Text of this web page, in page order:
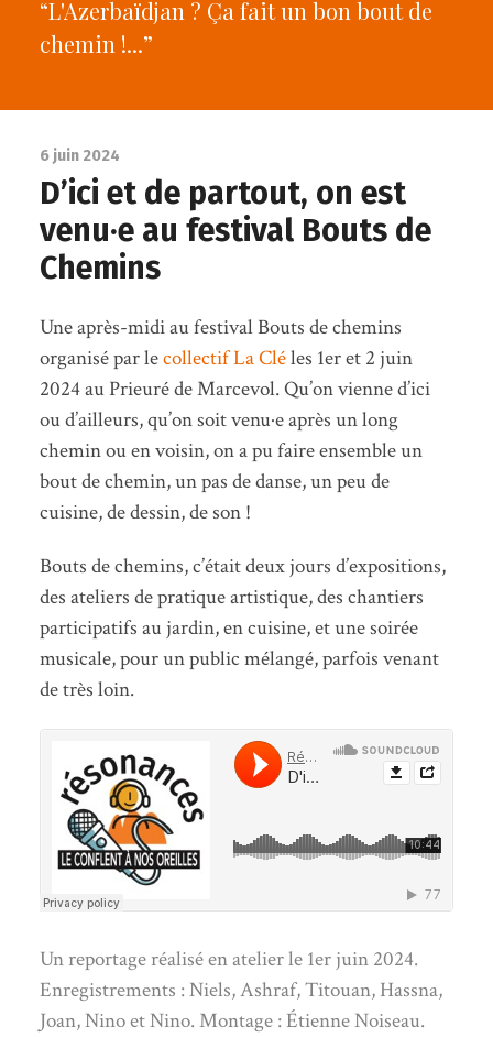
“L'Azerbaïdjan ? Ça fait un bon bout de
chemin !...”
6 juin 2024
D’ici et de partout, on est
venu·e au festival Bouts de
Chemins
Une après-midi au festival Bouts de chemins
organisé par lecollectif La Cléles 1er et 2 juin
2024 au Prieuré de Marcevol. Qu’on vienne d’ici
ou d’ailleurs, qu’on soit venu·e après un long
chemin ou en voisin, on a pu faire ensemble un
bout de chemin, un pas de danse, un peu de
cuisine, de dessin, de son !
Bouts de chemins, c’était deux jours d’expositions,
des ateliers de pratique artistique, des chantiers
participatifs au jardin, en cuisine, et une soirée
musicale, pour un public mélangé, parfois venant
de très loin.
Un reportage réalisé en atelier le 1er juin 2024.
Enregistrements : Niels, Ashraf, Titouan, Hassna,
Joan, Nino et Nino. Montage : Étienne Noiseau.